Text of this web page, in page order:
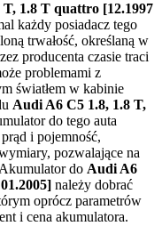
1.8 T quattro [12.1997
każdy posiadacz tego
trwałość, określaną w
producenta czasie traci
problemami z
światłem w kabinie
Audi A6 C5 1.8, 1.8 T,
do tego auta
i pojemność,
pozwalające na
do Audi A6
należy dobrać
oprócz parametrów
i cena akumulatora.